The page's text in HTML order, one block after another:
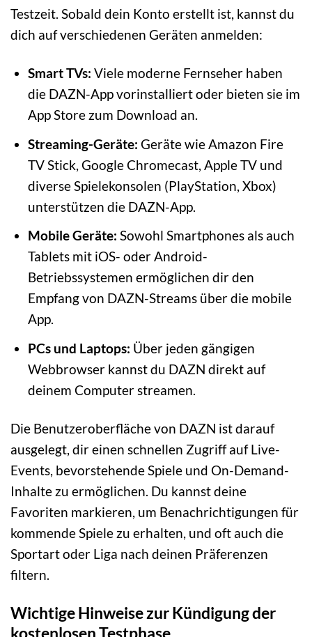
Testzeit. Sobald dein Konto erstellt ist, kannst du
dich auf verschiedenen Geräten anmelden:
Smart TVs: Viele moderne Fernseher haben
die DAZN-App vorinstalliert oder bieten sie im
App Store zum Download an.
Streaming-Geräte: Geräte wie Amazon Fire
TV Stick, Google Chromecast, Apple TV und
diverse Spielekonsolen (PlayStation, Xbox)
unterstützen die DAZN-App.
Mobile Geräte: Sowohl Smartphones als auch
Tablets mit iOS- oder Android-
Betriebssystemen ermöglichen dir den
Empfang von DAZN-Streams über die mobile
App.
PCs und Laptops: Über jeden gängigen
Webbrowser kannst du DAZN direkt auf
deinem Computer streamen.
Die Benutzeroberfläche von DAZN ist darauf
ausgelegt, dir einen schnellen Zugriff auf Live-
Events, bevorstehende Spiele und On-Demand-
Inhalte zu ermöglichen. Du kannst deine
Favoriten markieren, um Benachrichtigungen für
kommende Spiele zu erhalten, und oft auch die
Sportart oder Liga nach deinen Präferenzen
filtern.
Wichtige Hinweise zur Kündigung der
kostenlosen Testphase